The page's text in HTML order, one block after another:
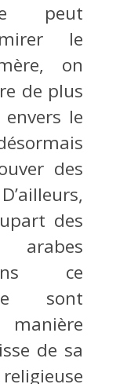
peut
le
on
de plus
le
des
des
ce
sont
de sa